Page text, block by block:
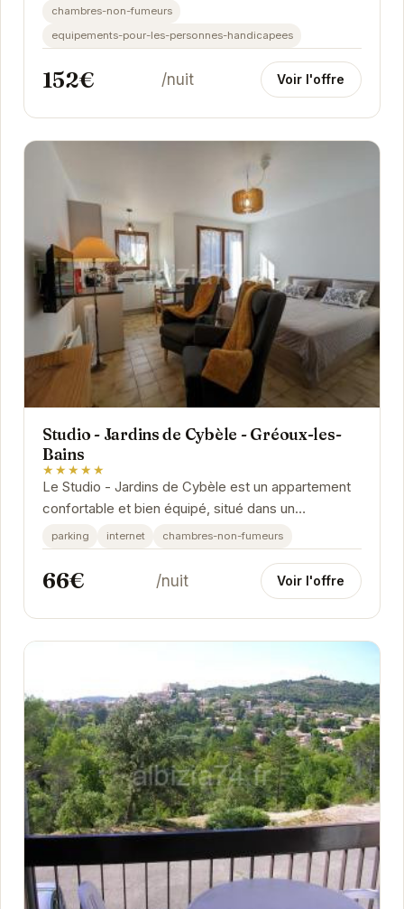
chambres-non-fumeurs
equipements-pour-les-personnes-handicapees
152€ /nuit Voir l'offre
Studio - Jardins de Cybèle - Gréoux-les-
Bains
★★★★★
Le Studio - Jardins de Cybèle est un appartement
confortable et bien équipé, situé dans un
environnement paisible à Gréoux-les-Bains. Idéal...
parking internet chambres-non-fumeurs
66€ /nuit Voir l'offre